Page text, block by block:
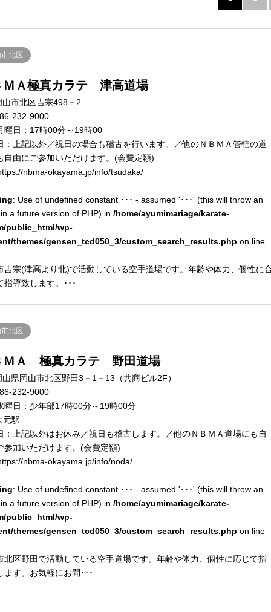
北区
ＭＡ極真カラテ 津高道場
山市北区吉宗498－2
232-9000
曜日：17時00分～19時00
：上記以外／祝日の場合も稽古を行います。／他のＮＢＭＡ管轄の道
自由にご参加いただけます。(会費定額)
nbma-okayama.jp/info/tsudaka/
: Use of undefined constant ･･･ - assumed '･･･' (this will throw an
a future version of PHP) in/home/ayumimariage/karate-
public_html/wp-
themes/gensen_tcd050_3/custom_search_results.php on line
吉宗(津高より北)で活動している空手道場です。年齢や体力、個性に
指導致します。･･･
北区
ＭＡ 極真カラテ 野田道場
山県岡山市北区野田3－1－13（共商ビル2F）
232-9000
曜日：少年部17時00分～19時00分
元駅
：上記以外はお休み／祝日も稽古します。／他のＮＢＭＡ道場にも自
参加いただけます。(会費定額)
nbma-okayama.jp/info/noda/
: Use of undefined constant ･･･ - assumed '･･･' (this will throw an
a future version of PHP) in/home/ayumimariage/karate-
public_html/wp-
themes/gensen_tcd050_3/custom_search_results.php on line
北区野田で活動している空手道場です。年齢や体力、個性に応じて指
ます。お気軽にお問･･･